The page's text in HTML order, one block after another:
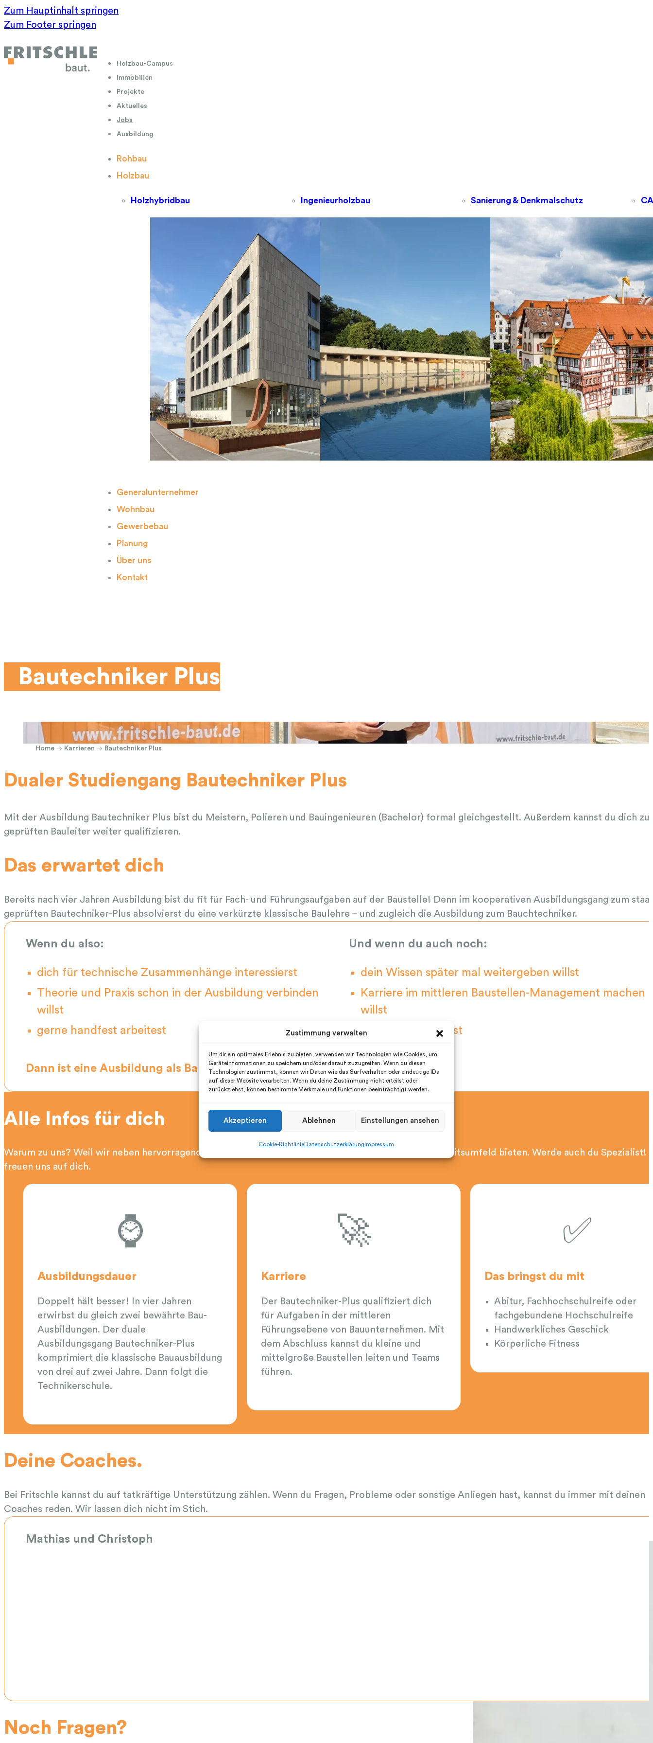
Zustimmung verwalten
Um dir ein optimales Erlebnis zu bieten, verwenden wir Technologien wie Cookies, um
Geräteinformationen zu speichern und/oder darauf zuzugreifen. Wenn du diesen
Technologien zustimmst, können wir Daten wie das Surfverhalten oder eindeutige IDs
auf dieser Website verarbeiten. Wenn du deine Zustimmung nicht erteilst oder
zurückziehst, können bestimmte Merkmale und Funktionen beeinträchtigt werden.
Akzeptieren Ablehnen Einstellungen ansehen
Cookie-RichtlinieDatenschutzerklärung Impressum
Zum Hauptinhalt springen
Zum Footer springen
Holzbau-Campus
Immobilien
Projekte
Aktuelles
Jobs
Ausbildung
Rohbau
Holzbau
Holzhybridbau Ingenieurholzbau Sanierung & Denkmalschutz
Generalunternehmer
Wohnbau
Gewerbebau
Planung
Über uns
Kontakt
Bautechniker Plus
Home Karrieren Bautechniker Plus
Dualer Studiengang Bautechniker Plus
Mit der Ausbildung Bautechniker Plus bist du Meistern, Polieren und Bauingenieuren (Bachelor) formal gleichgestellt. Außerdem kannst du dich
geprüften Bauleiter weiter qualifizieren.
Das erwartet dich
Bereits nach vier Jahren Ausbildung bist du fit für Fach- und Führungsaufgaben auf der Baustelle! Denn im kooperativen Ausbildungsgang zum
geprüften Bautechniker-Plus absolvierst du eine verkürzte klassische Baulehre – und zugleich die Ausbildung zum Bauchtechniker.
Wenn du also:
dich für technische Zusammenhänge interessierst
Theorie und Praxis schon in der Ausbildung verbinden
willst
gerne handfest arbeitest
Und wenn du auch noch:
dein Wissen später mal weitergeben willst
Karriere im mittleren Baustellen-Management machen
willst
gerne Teams leitest
Dann ist eine Ausbildung als Bautechniker Plus genau das Richtige für dich!
Alle Infos für dich
Warum zu uns? Weil wir neben hervorragenden Rahmenbedingungen, ein tolles und freundliches Arbeitsumfeld bieten. Werde auch du Spezialist!
freuen uns auf dich.
⌚
Ausbildungsdauer
Doppelt hält besser! In vier Jahren
erwirbst du gleich zwei bewährte Bau-
Ausbildungen. Der duale
Ausbildungsgang Bautechniker-Plus
komprimiert die klassische Bauausbildung
von drei auf zwei Jahre. Dann folgt die
Technikerschule.
🚀
Karriere
Der Bautechniker-Plus qualifiziert dich
für Aufgaben in der mittleren
Führungsebene von Bauunternehmen. Mit
dem Abschluss kannst du kleine und
mittelgroße Baustellen leiten und Teams
führen.
✅
Das bringst du mit
Abitur, Fachhochschulreife oder
fachgebundene Hochschulreife
Handwerkliches Geschick
Körperliche Fitness
Deine Coaches.
Bei Fritschle kannst du auf tatkräftige Unterstützung zählen. Wenn du Fragen, Probleme oder sonstige Anliegen hast, kannst du immer mit deinen
Coaches reden. Wir lassen dich nicht im Stich.
Mathias und Christoph
Noch Fragen?